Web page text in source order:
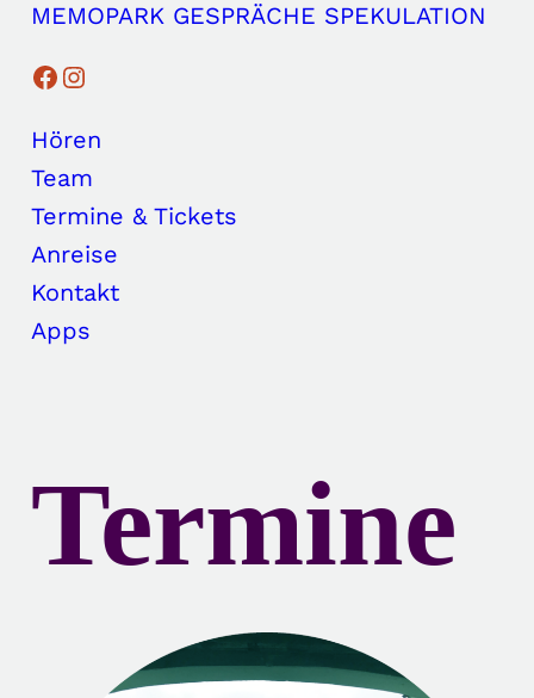
MEMOPARK GESPRÄCHE SPEKULATION
Facebook Instagram
Hören
Team
Termine & Tickets
Anreise
Kontakt
Apps
Termine